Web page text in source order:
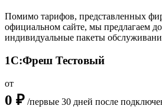
Помимо тарифов, представленных
официальном сайте, мы предлагаем
индивидуальные пакеты
1С:Фреш Тестовый
от
0 ₽ /первые 30 дней после